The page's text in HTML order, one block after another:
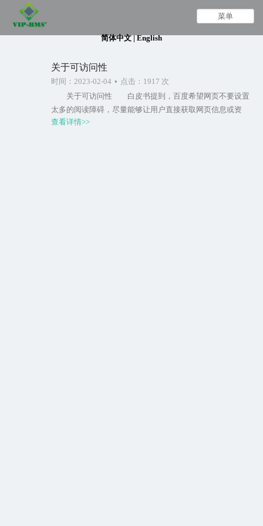
关于可访问性
时间：2023-02-04 • 点击：1917 次
关于可访问性 白皮书提到，百度希望网页不要设置
太多的阅读障碍，尽量能够让用户直接获取网页信息或资
源，不要过分使用注册、登录、安装插件等等限制手
查看详情>>
菜单
简体中文|English